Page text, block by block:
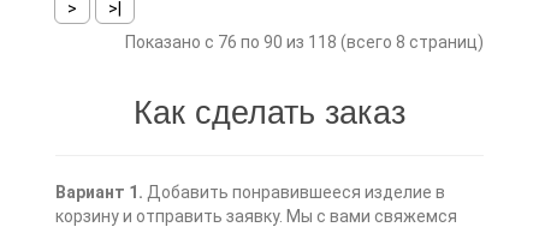
>
>|
Показано с 76 по 90 из 118 (всего 8 страниц)
Как сделать заказ
Вариант 1. Добавить понравившееся изделие в
корзину и отправить заявку. Мы с вами свяжемся